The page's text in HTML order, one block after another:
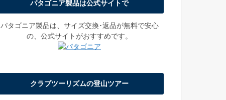
パタゴニア製品は公式サイトで
パタゴニア製品は、サイズ交換･返品が無料で安心
の、公式サイトがおすすめです。
クラブツーリズムの登山ツアー